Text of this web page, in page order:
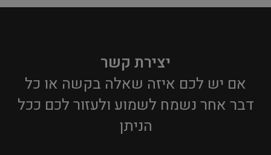
יצירת קשר
אם יש לכם איזה שאלה בקשה או כל
דבר אחר נשמח לשמוע ולעזור לכם ככל
הניתן​